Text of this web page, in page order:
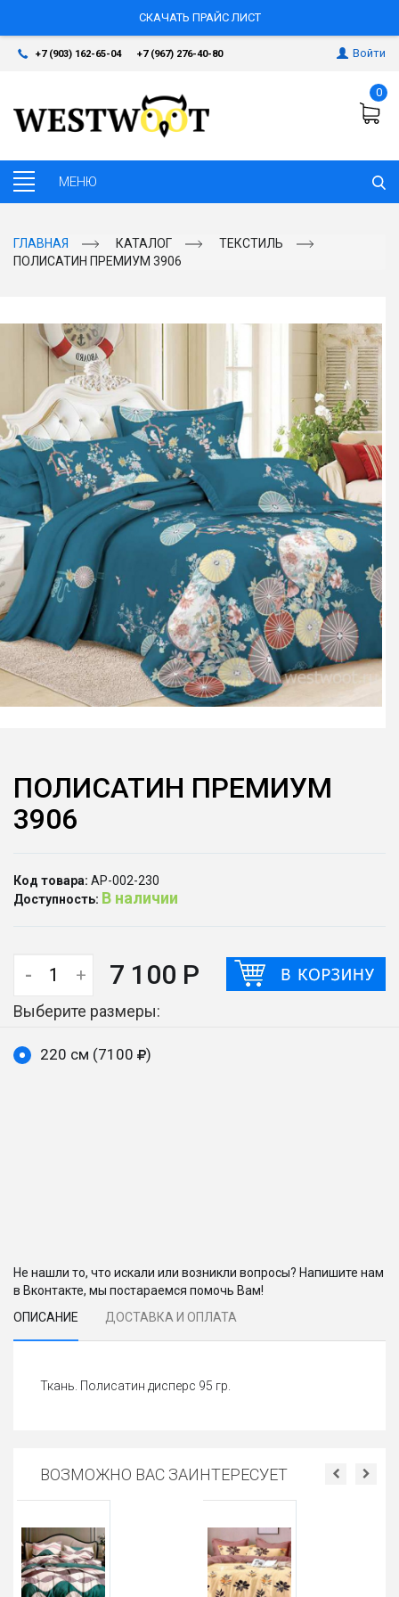
СКАЧАТЬ ПРАЙС ЛИСТ
+7 (903) 162-65-04 +7 (967) 276-40-80 Войти
0
ГЛАВНАЯ КАТАЛОГ
ТЕКСТИЛЬ
ПОЛИСАТИН ПРЕМИУМ 3906
ПОЛИСАТИН ПРЕМИУМ
3906
Код товара: АР-002-230
Доступность: В наличии
- + 7 100 Р
Выберите размеры:
220 см (7100 )
Не нашли то, что искали или возникли вопросы? Напишите нам
в Вконтакте, мы постараемся помочь Вам!
ОПИСАНИЕ
ДОСТАВКА И ОПЛАТА
Ткань. Полисатин дисперс 95 гр.
ВОЗМОЖНО ВАС ЗАИНТЕРЕСУЕТ